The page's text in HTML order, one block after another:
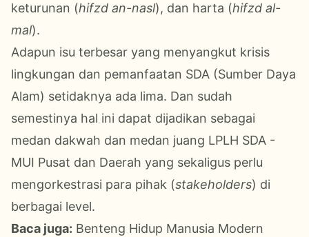
keturunan (hifzd an-nasl), dan harta (hifzd al-
mal).
Adapun isu terbesar yang menyangkut krisis
lingkungan dan pemanfaatan SDA (Sumber Daya
Alam) setidaknya ada lima. Dan sudah
semestinya hal ini dapat dijadikan sebagai
medan dakwah dan medan juang LPLH SDA -
MUI Pusat dan Daerah yang sekaligus perlu
mengorkestrasi para pihak (stakeholders) di
berbagai level.
Baca juga: Benteng Hidup Manusia Modern